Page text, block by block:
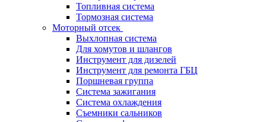
Топливная система
Тормозная система
Моторный отсек
Выхлопная система
Для хомутов и шлангов
Инструмент для дизелей
Инструмент для ремонта ГБЦ
Поршневая группа
Система зажигания
Система охлаждения
Съемники сальников